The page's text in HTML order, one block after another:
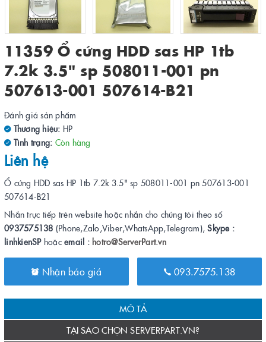
11359 Ổ cứng HDD sas HP 1tb
7.2k 3.5" sp 508011-001 pn
507613-001 507614-B21
Đánh giá sản phẩm
Thương hiệu: HP
Tình trạng: Còn hàng
Liên hệ
Ổ cứng HDD sas HP 1tb 7.2k 3.5" sp 508011-001 pn 507613-001
507614-B21
Nhắn trực tiếp trên website hoặc nhắn cho chúng tôi theo số
0937575138 (Phone,Zalo,Viber,WhatsApp,Telegram),Skype :
linhkienSPhoặc email : hotro@ServerPart.vn
Nhận báo giá 093.7575.138
MÔ TẢ
TẠI SAO CHỌN SERVERPART.VN?